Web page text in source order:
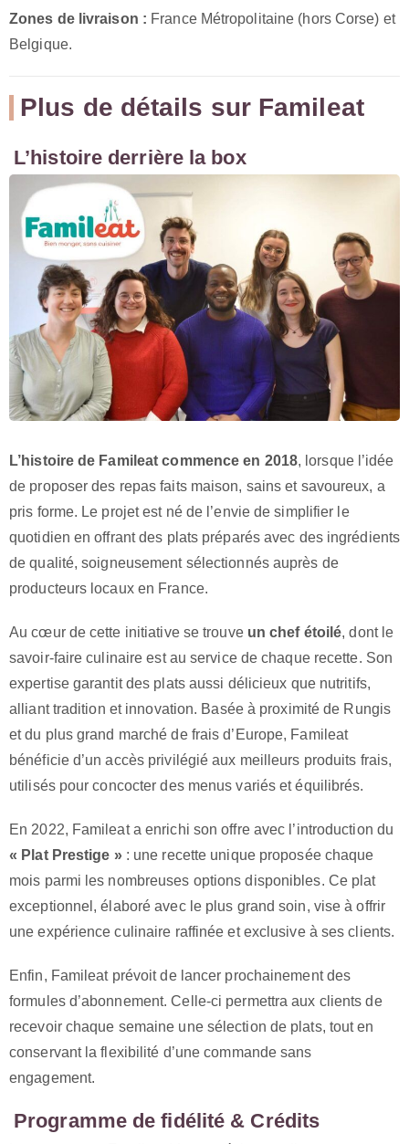
Zones de livraison : France Métropolitaine (hors Corse) et
Belgique.
Plus de détails sur Famileat
L’histoire derrière la box
L’histoire de Famileat commence en 2018, lorsque l’idée
de proposer des repas faits maison, sains et savoureux, a
pris forme. Le projet est né de l’envie de simplifier le
quotidien en offrant des plats préparés avec des ingrédients
de qualité, soigneusement sélectionnés auprès de
producteurs locaux en France.
Au cœur de cette initiative se trouve un chef étoilé, dont le
savoir-faire culinaire est au service de chaque recette. Son
expertise garantit des plats aussi délicieux que nutritifs,
alliant tradition et innovation. Basée à proximité de Rungis
et du plus grand marché de frais d’Europe, Famileat
bénéficie d’un accès privilégié aux meilleurs produits frais,
utilisés pour concocter des menus variés et équilibrés.
En 2022, Famileat a enrichi son offre avec l’introduction du
« Plat Prestige »: une recette unique proposée chaque
mois parmi les nombreuses options disponibles. Ce plat
exceptionnel, élaboré avec le plus grand soin, vise à offrir
une expérience culinaire raffinée et exclusive à ses clients.
Enfin, Famileat prévoit de lancer prochainement des
formules d’abonnement. Celle-ci permettra aux clients de
recevoir chaque semaine une sélection de plats, tout en
conservant la flexibilité d’une commande sans
engagement.
Programme de fidélité & Crédits